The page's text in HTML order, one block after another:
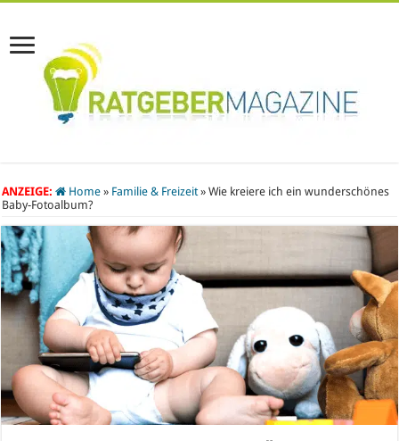
ANZEIGE: Home » Familie & Freizeit » Wie kreiere ich ein wunderschönes
Baby-Fotoalbum?